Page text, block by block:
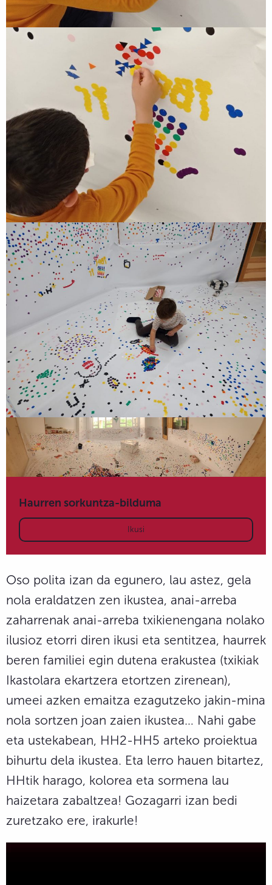
Haurren sorkuntza-bilduma
Ikusi
Oso polita izan da egunero, lau astez, gela
nola eraldatzen zen ikustea, anai-arreba
zaharrenak anai-arreba txikienengana nolako
ilusioz etorri diren ikusi eta sentitzea, haurrek
beren familiei egin dutena erakustea (txikiak
Ikastolara ekartzera etortzen zirenean),
umeei azken emaitza ezagutzeko jakin-mina
nola sortzen joan zaien ikustea… Nahi gabe
eta ustekabean, HH2-HH5 arteko proiektua
bihurtu dela ikustea. Eta lerro hauen bitartez,
HHtik harago, kolorea eta sormena lau
haizetara zabaltzea! Gozagarri izan bedi
zuretzako ere, irakurle!